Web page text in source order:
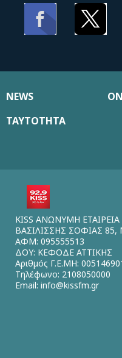
NEWS
ΤΑΥΤΟΤΗΤΑ
KISS ΑΝΩΝΥΜΗ
ΒΑΣΙΛΙΣΣΗΣ ΣΟΦΙΑΣ 85,
ΑΦΜ: 095555513
ΔΟΥ: ΚΕΦΟΔΕ ΑΤΤΙΚΗΣ
Αριθμός Γ.Ε.ΜΗ:
Τηλέφωνο: 2108050000
Email: info@kissfm.gr